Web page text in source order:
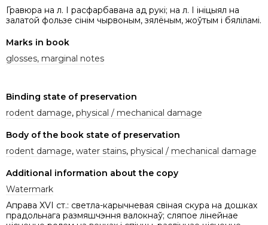
Гравюра на л. І расфарбавана ад рукі; на л. І ініцыял на
залатой фользе сiнім чырвоным, зялёным, жоўтым і бяліламi.
Marks in book
glosses, marginal notes
Binding state of preservation
rodent damage, physical / mechanical damage
Body of the book state of preservation
rodent damage, water stains, physical / mechanical damage
Additional information about the copy
Watermark
Аправа XVI ст.: светла-карычневая свіная скура на дошках
прадольнага размяшчэння валокнаў; сляпое лінейнае